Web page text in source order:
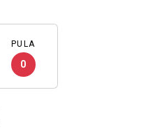
PULA
0
krem mat količina